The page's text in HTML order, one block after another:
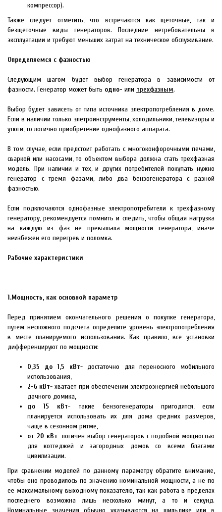
компрессор).
Также следует отметить, что встречаются как щеточные, так и
безщеточные виды генераторов. Последние нетребовательны в
эксплуатации и требуют меньших затрат на техническое обслуживание.
Определяемся с фазностью
Следующим шагом будет выбор генератора в зависимости от
фазности. Генератор может быть одно- или трехфазным.
Выбор будет зависеть от типа источника электропотребления в доме.
Если в наличии только элетроинструменты, холодильники, телевизоры и
утюги, то логично приобретение однофазного аппарата.
В том случае, если предстоит работать с многоконфорочными печами,
сваркой или насосами, то объектом выбора должна стать трехфазная
модель. При наличии и тех, и других потребителей покупать нужно
генератор с тремя фазами, либо два бензогенератора с разной
фазностью.
Если подключаются однофазные электропотребители к трехфазному
генератору, рекомендуется помнить и следить, чтобы общая нагрузка
на каждую из фаз не превышала мощности генератора, иначе
неизбежен его перегрев и поломка.
Рабочие характеристики
1.Мощность, как основной параметр
Перед принятием окончательного решения о покупке генератора,
путем несложного подсчета определите уровень электропотребления
в месте планируемого использования. Как правило, все установки
дифференцируют по мощности:
0,35 до 1,5 кВт- достаточно для переносного мобильного
использования,
2-6 кВт- хватает при обеспечении электроэнергией небольшого
дачного домика,
до 15 кВт- такие бензогенераторы пригодятся, если
планируется использовать их для дома средних размеров,
чаще в сезонном ритме,
от 20 кВт- логичен выбор генераторов с подобной мощностью
для коттеджей и загородных домов со всеми благами
цивилизации.
При сравнении моделей по данному параметру обратите внимание,
чтобы оно проводилось по значению номинальной мощности, а не по
ее максимальному выходному показателю, так как работа в пределах
последнего возможна лишь несколько минут, а то и секунд.
Номинальные значения обычно указываются на шильдике или в